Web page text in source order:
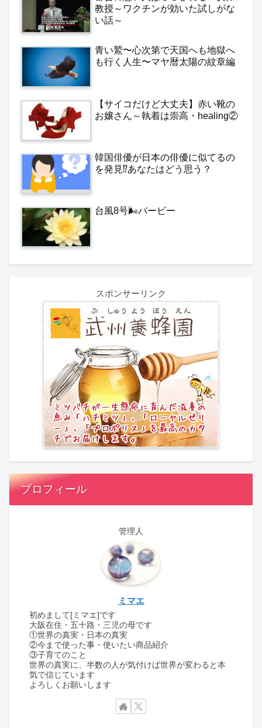
教授～ワクチンが効いた試しがな
い話～
青い鷲〜心次第で天国へも地獄へ
も行く人生〜マヤ暦太陽の紋章編
【サイコだけど大丈夫】赤い靴の
お嬢さん～執着は崇高・healing②
韓国俳優が日本の俳優に似てるの
を発見⁉️あなたはどう思う？
台風8号🌬️バービー
スポンサーリンク
プロフィール
管理人
ミマエ
初めまして[ミマエ]です
大阪在住・五十路・三児の母です
①世界の真実・日本の真実
②今まで使った事・使いたい商品紹介
③子育てのこと
世界の真実に、半数の人が気付けば世界が変わると本
気で信じています
よろしくお願いします